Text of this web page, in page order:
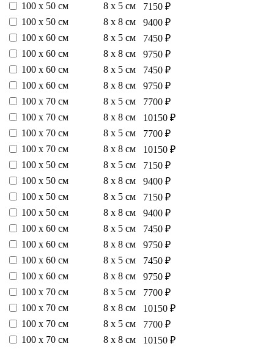
100 х 50 см
8 х 5 см
7150 ₽
100 х 50 см
8 х 8 см
9400 ₽
100 х 60 см
8 х 5 см
7450 ₽
100 х 60 см
8 х 8 см
9750 ₽
100 х 60 см
8 х 5 см
7450 ₽
100 х 60 см
8 х 8 см
9750 ₽
100 х 70 см
8 х 5 см
7700 ₽
100 х 70 см
8 х 8 см
10150 ₽
100 х 70 см
8 х 5 см
7700 ₽
100 х 70 см
8 х 8 см
10150 ₽
100 х 50 см
8 х 5 см
7150 ₽
100 х 50 см
8 х 8 см
9400 ₽
100 х 50 см
8 х 5 см
7150 ₽
100 х 50 см
8 х 8 см
9400 ₽
100 х 60 см
8 х 5 см
7450 ₽
100 х 60 см
8 х 8 см
9750 ₽
100 х 60 см
8 х 5 см
7450 ₽
100 х 60 см
8 х 8 см
9750 ₽
100 х 70 см
8 х 5 см
7700 ₽
100 х 70 см
8 х 8 см
10150 ₽
100 х 70 см
8 х 5 см
7700 ₽
100 х 70 см
8 х 8 см
10150 ₽